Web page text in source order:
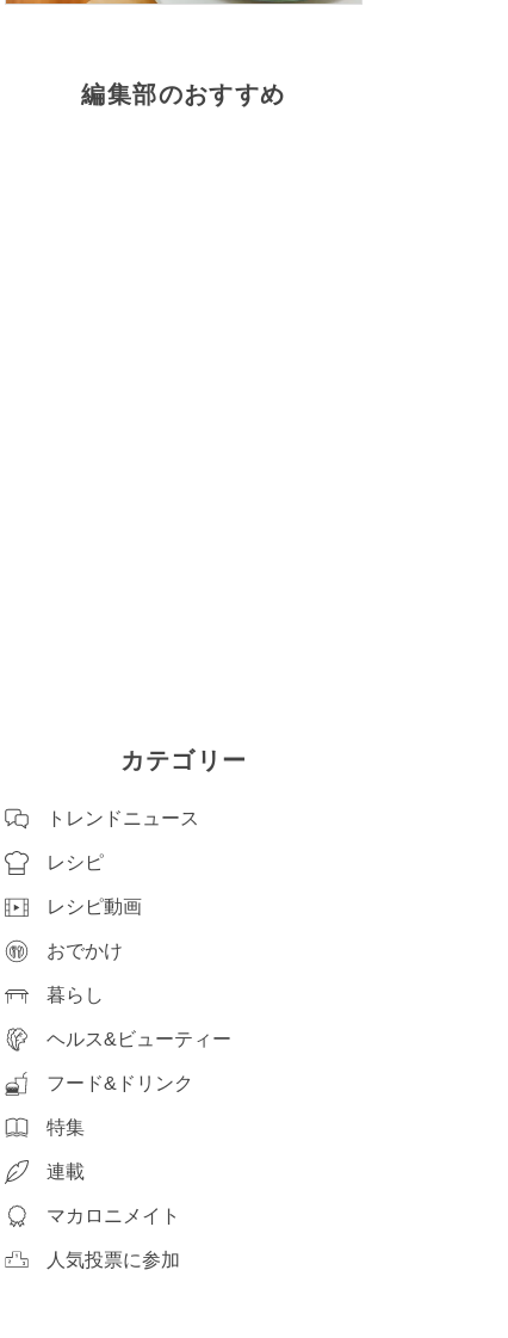
編集部のおすすめ
カテゴリー
トレンドニュース
レシピ
レシピ動画
おでかけ
暮らし
ヘルス&ビューティー
フード&ドリンク
特集
連載
マカロニメイト
人気投票に参加